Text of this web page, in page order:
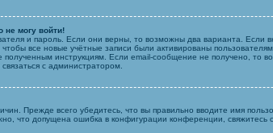
не могу войти!
и пароль. Если они верны, то возможны два варианта.
все новые учётные записи были активированы
инструкциям. Если email-сообщение не получено, то
с администратором.
Прежде всего убедитесь, что вы правильно вводите имя
что допущена ошибка в конфигурации конференции, свяжитесь